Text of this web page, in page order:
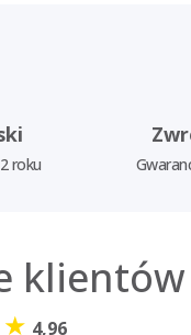
roku
klientów
★ 4,96